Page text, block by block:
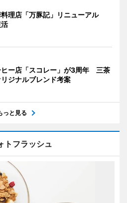
料理店「万豚記」リニューアル
ヒー店「スコレー」が3周年 三茶
ジナルブレンド考案
っと見る
トフラッシュ